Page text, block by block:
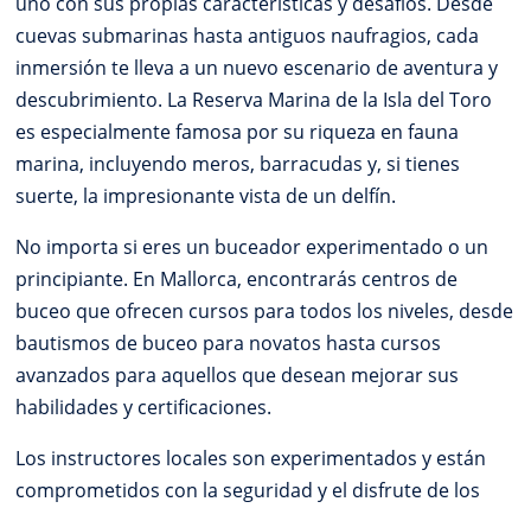
cuevas submarinas hasta antiguos naufragios, cada
inmersión te lleva a un nuevo escenario de aventura y
descubrimiento. La Reserva Marina de la Isla del Toro
es especialmente famosa por su riqueza en fauna
marina, incluyendo meros, barracudas y, si tienes
suerte, la impresionante vista de un delfín.
No importa si eres un buceador experimentado o un
principiante. En Mallorca, encontrarás centros de
buceo que ofrecen cursos para todos los niveles, desde
bautismos de buceo para novatos hasta cursos
avanzados para aquellos que desean mejorar sus
habilidades y certificaciones.
Los instructores locales son experimentados y están
comprometidos con la seguridad y el disfrute de los